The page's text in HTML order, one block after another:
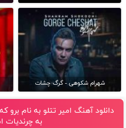
شهرام شکوهی - گرگ چشات
دانلود آهنگ امیر تتلو به نام
به چرندیات